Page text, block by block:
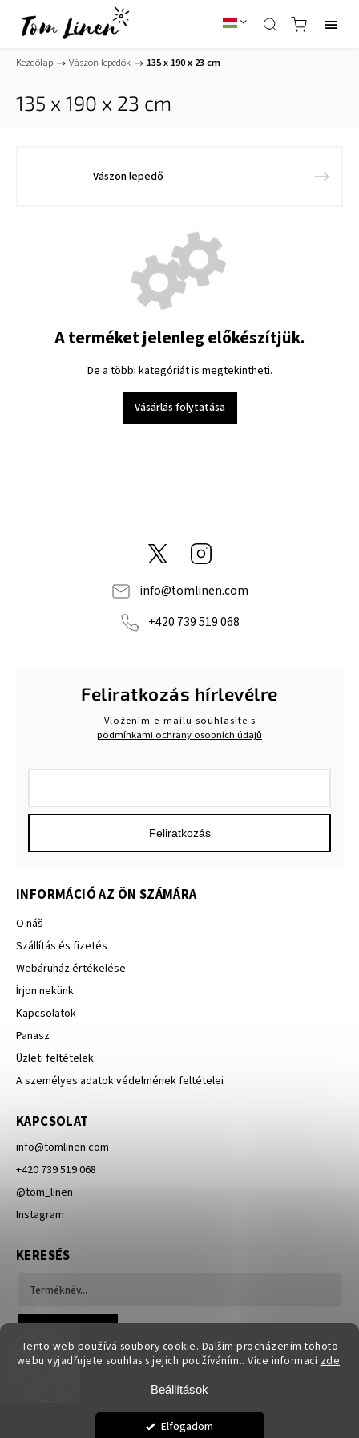
Tento web používá soubory cookie. Dalším procházením tohoto
webu vyjadřujete souhlas s jejich používáním.. Více informací zde.
Beállítások
Elfogadom
Kezdőlap / Vászon lepedők / 135 x 190 x 23 cm
135 x 190 x 23 cm
Vászon lepedő
A terméket jelenleg előkészítjük.
De a többi kategóriát is megtekintheti.
Vásárlás folytatása
@tom_linen
info@tomlinen.com
+420 739 519 068
INFORMÁCIÓ AZ ÖN SZÁMÁRA
O náš
Szállítás és fizetés
Webáruház értékelése
Írjon nekünk
Kapcsolatok
Panasz
Üzleti feltételek
A személyes adatok védelmének feltételei
Feliratkozás hírlevélre
Vložením e-mailu souhlasíte s
podmínkami ochrany osobních údajů
Feliratkozás
KAPCSOLAT
info@tomlinen.com
+420 739 519 068
@tom_linen
Instagram
KERESÉS